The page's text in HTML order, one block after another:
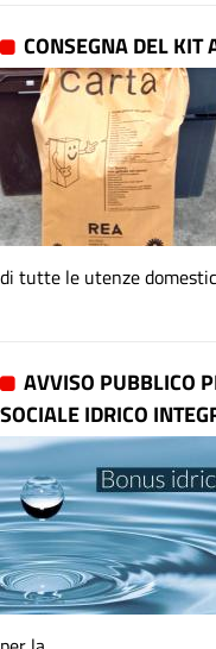
CONSEGNA DEL KIT
di tutte le utenze
AVVISO PUBBLICO
SOCIALE IDRICO